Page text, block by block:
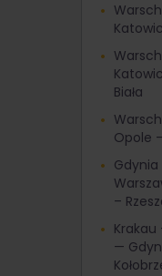
Biała
Opole
–
—